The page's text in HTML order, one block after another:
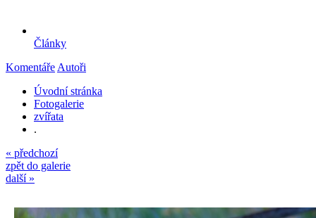
Články
Komentáře Autoři
Úvodní stránka
Fotogalerie
zvířata
.
« předchozí
zpět do galerie
další »